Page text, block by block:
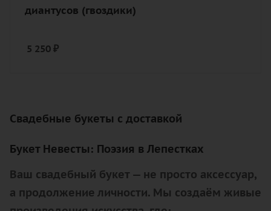
диантусов (гвоздики)
5 250 ₽
Свадебные букеты с доставкой
Букет Невесты: Поэзия в Лепестках
Ваш свадебный букет — не просто аксессуар,
а продолжение личности. Мы создаём живые